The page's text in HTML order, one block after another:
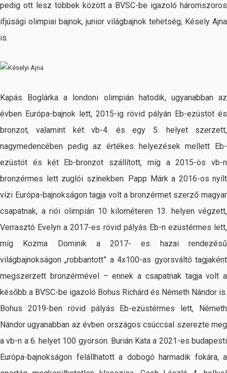
pedig ott lesz többek között a BVSC-be igazoló háromszoros
ifjúsági olimpiai bajnok, junior világbajnok tehetség, Késely Ajna
is.
Kapás Boglárka a londoni olimpián hatodik, ugyanabban az
évben Európa-bajnok lett, 2015-ig rövid pályán Eb-ezüstöt és
bronzot, valamint két vb-4. és egy 5. helyet szerzett,
nagymedencében pedig az értékes helyezések mellett Eb-
ezüstöt és két Eb-bronzot szállított, míg a 2015-ös vb-n
bronzérmes lett zuglói színekben. Papp Márk a 2016-os nyílt
vízi Európa-bajnokságon tagja volt a bronzérmet szerző magyar
csapatnak, a riói olimpián 10 kilométeren 13. helyen végzett,
Verrasztó Evelyn a 2017-es rövid pályás Eb-n ezüstérmes lett,
míg Kozma Dominik a 2017- es hazai rendezésű
világbajnokságon „robbantott” a 4x100-as gyorsváltó tagjaként
megszerzett bronzérmével – ennek a csapatnak tagja volt a
később a BVSC-be igazoló Bohus Richárd és Németh Nándor is.
Bohus 2019-ben rövid pályás Eb-ezüstérmes lett, Németh
Nándor ugyanabban az évben országos csúccsal szerezte meg
a vb-n a 6. helyet 100 gyorson. Burián Kata a 2021-es budapesti
Európa-bajnokságon felállhatott a dobogó harmadik fokára, a